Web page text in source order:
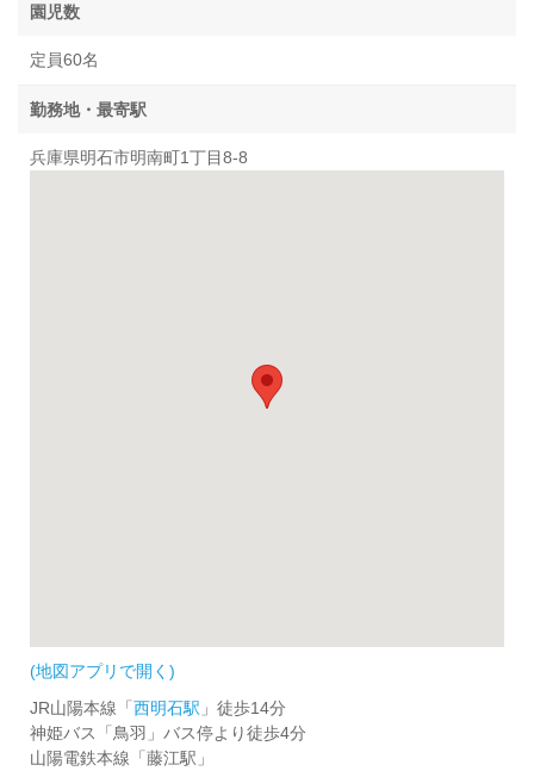
園児数
定員60名
勤務地・最寄駅
兵庫県明石市明南町1丁目8-8
(地図アプリで開く)
JR山陽本線「 西明石駅 」徒歩14分
神姫バス「鳥羽」バス停より徒歩4分
山陽電鉄本線「藤江駅」